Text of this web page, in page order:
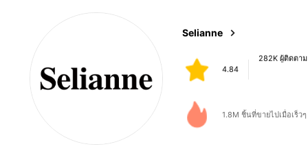
Selianne4.84
6***5
1.8M ชิ้นที่ขายไปเมื่อเร็ว